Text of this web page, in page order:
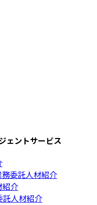
ェントサービス
委託人材紹介
紹介
託人材紹介